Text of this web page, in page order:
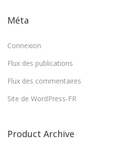
Méta
Connexion
Flux des publications
Flux des commentaires
Site de WordPress-FR
Product Archive